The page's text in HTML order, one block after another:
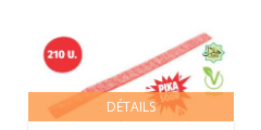
DÉTAILS